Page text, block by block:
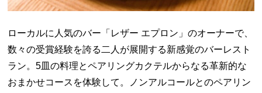
ローカルに人気のバー「レザー エプロン」のオーナーで、
数々の受賞経験を誇る二人が展開する新感覚のバーレスト
ラン。5皿の料理とペアリングカクテルからなる革新的な
おまかせコースを体験して。ノンアルコールとのペアリン